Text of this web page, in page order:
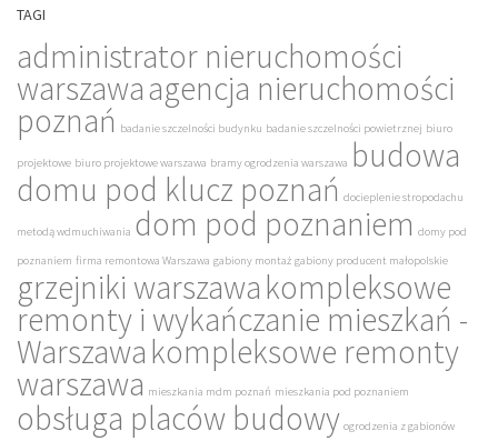
TAGI
administrator nieruchomości
warszawaagencja nieruchomości
poznań badanie szczelności budynku badanie szczelności powietrznej biuro
projektowe biuro projektowe warszawa bramy ogrodzenia warszawa budowa
domu pod klucz poznań docieplenie stropodachu
metodą wdmuchiwania dom pod poznaniem domy pod
poznaniem firma remontowa Warszawa gabiony montaż gabiony producent małopolskie
grzejniki warszawakompleksowe
remonty i wykańczanie mieszkań -
Warszawakompleksowe remonty
warszawa mieszkania mdm poznań mieszkania pod poznaniem
obsługa placów budowy ogrodzenia z gabionów